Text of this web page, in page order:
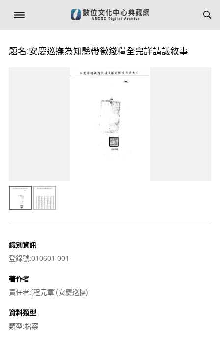
題名:安慶巡撫為知縣帶徵錢糧全完詳請議敘事
識別資訊
登錄號:010601-001
著作者
責任者:[程元章](安慶巡撫)
資料類型
類型:檔案